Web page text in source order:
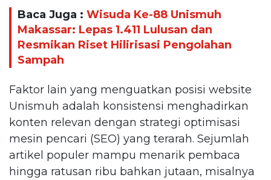
Baca Juga : Wisuda Ke-88 Unismuh
Makassar: Lepas 1.411 Lulusan dan
Resmikan Riset Hilirisasi Pengolahan
Sampah
Faktor lain yang menguatkan posisi website
Unismuh adalah konsistensi menghadirkan
konten relevan dengan strategi optimisasi
mesin pencari (SEO) yang terarah. Sejumlah
artikel populer mampu menarik pembaca
hingga ratusan ribu bahkan jutaan, misalnya